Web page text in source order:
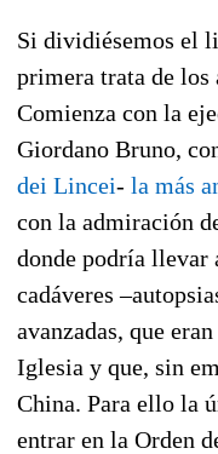
Si dividiésemos el
primera trata de los
Comienza con la
Giordano Bruno,
dei Lincei- la más
con la admiración
donde podría llevar
cadáveres
avanzadas, que
Iglesia y que, sin
China. Para ello la
entrar en la Orden